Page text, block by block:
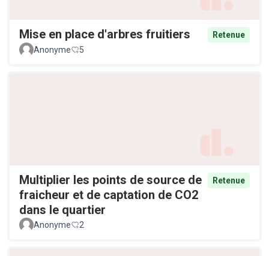
Mise en place d'arbres fruitiers
Retenue
Anonyme
5
Multiplier les points de source de
fraicheur et de captation de CO2
dans le quartier
Retenue
Anonyme 2